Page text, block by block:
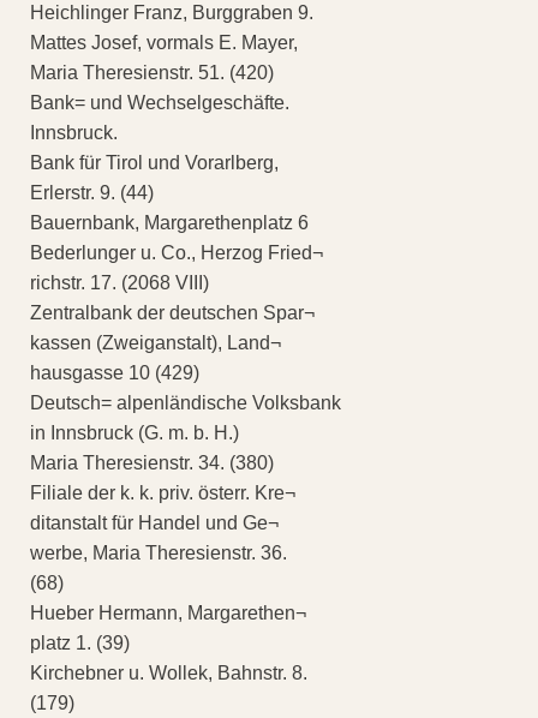
Heichlinger Franz, Burggraben 9.
Mattes Josef, vormals E. Mayer,
Maria Theresienstr. 51. (420)
Bank= und Wechselgeschäfte.
Innsbruck.
Bank für Tirol und Vorarlberg,
Erlerstr. 9. (44)
Bauernbank, Margarethenplatz 6
Bederlunger u. Co., Herzog Fried¬
richstr. 17. (2068 VIII)
Zentralbank der deutschen Spar¬
kassen (Zweiganstalt), Land¬
hausgasse 10 (429)
Deutsch= alpenländische Volksbank
in Innsbruck (G. m. b. H.)
Maria Theresienstr. 34. (380)
Filiale der k. k. priv. österr. Kre¬
ditanstalt für Handel und Ge¬
werbe, Maria Theresienstr. 36.
(68)
Hueber Hermann, Margarethen¬
platz 1. (39)
Kirchebner u. Wollek, Bahnstr. 8.
(179)